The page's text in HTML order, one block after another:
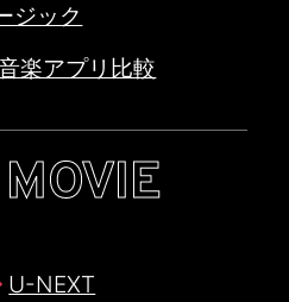
ジック
楽アプリ比較
U-NEXT